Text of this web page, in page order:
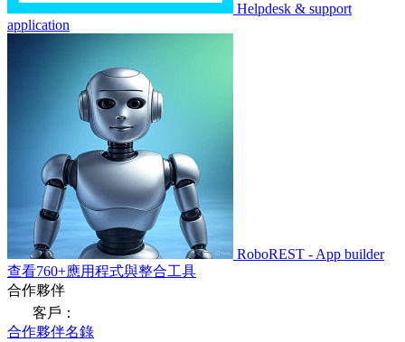
Helpdesk & support
application
RoboREST - App builder
查看760+應用程式與整合工具
合作夥伴
客戶：
合作夥伴名錄